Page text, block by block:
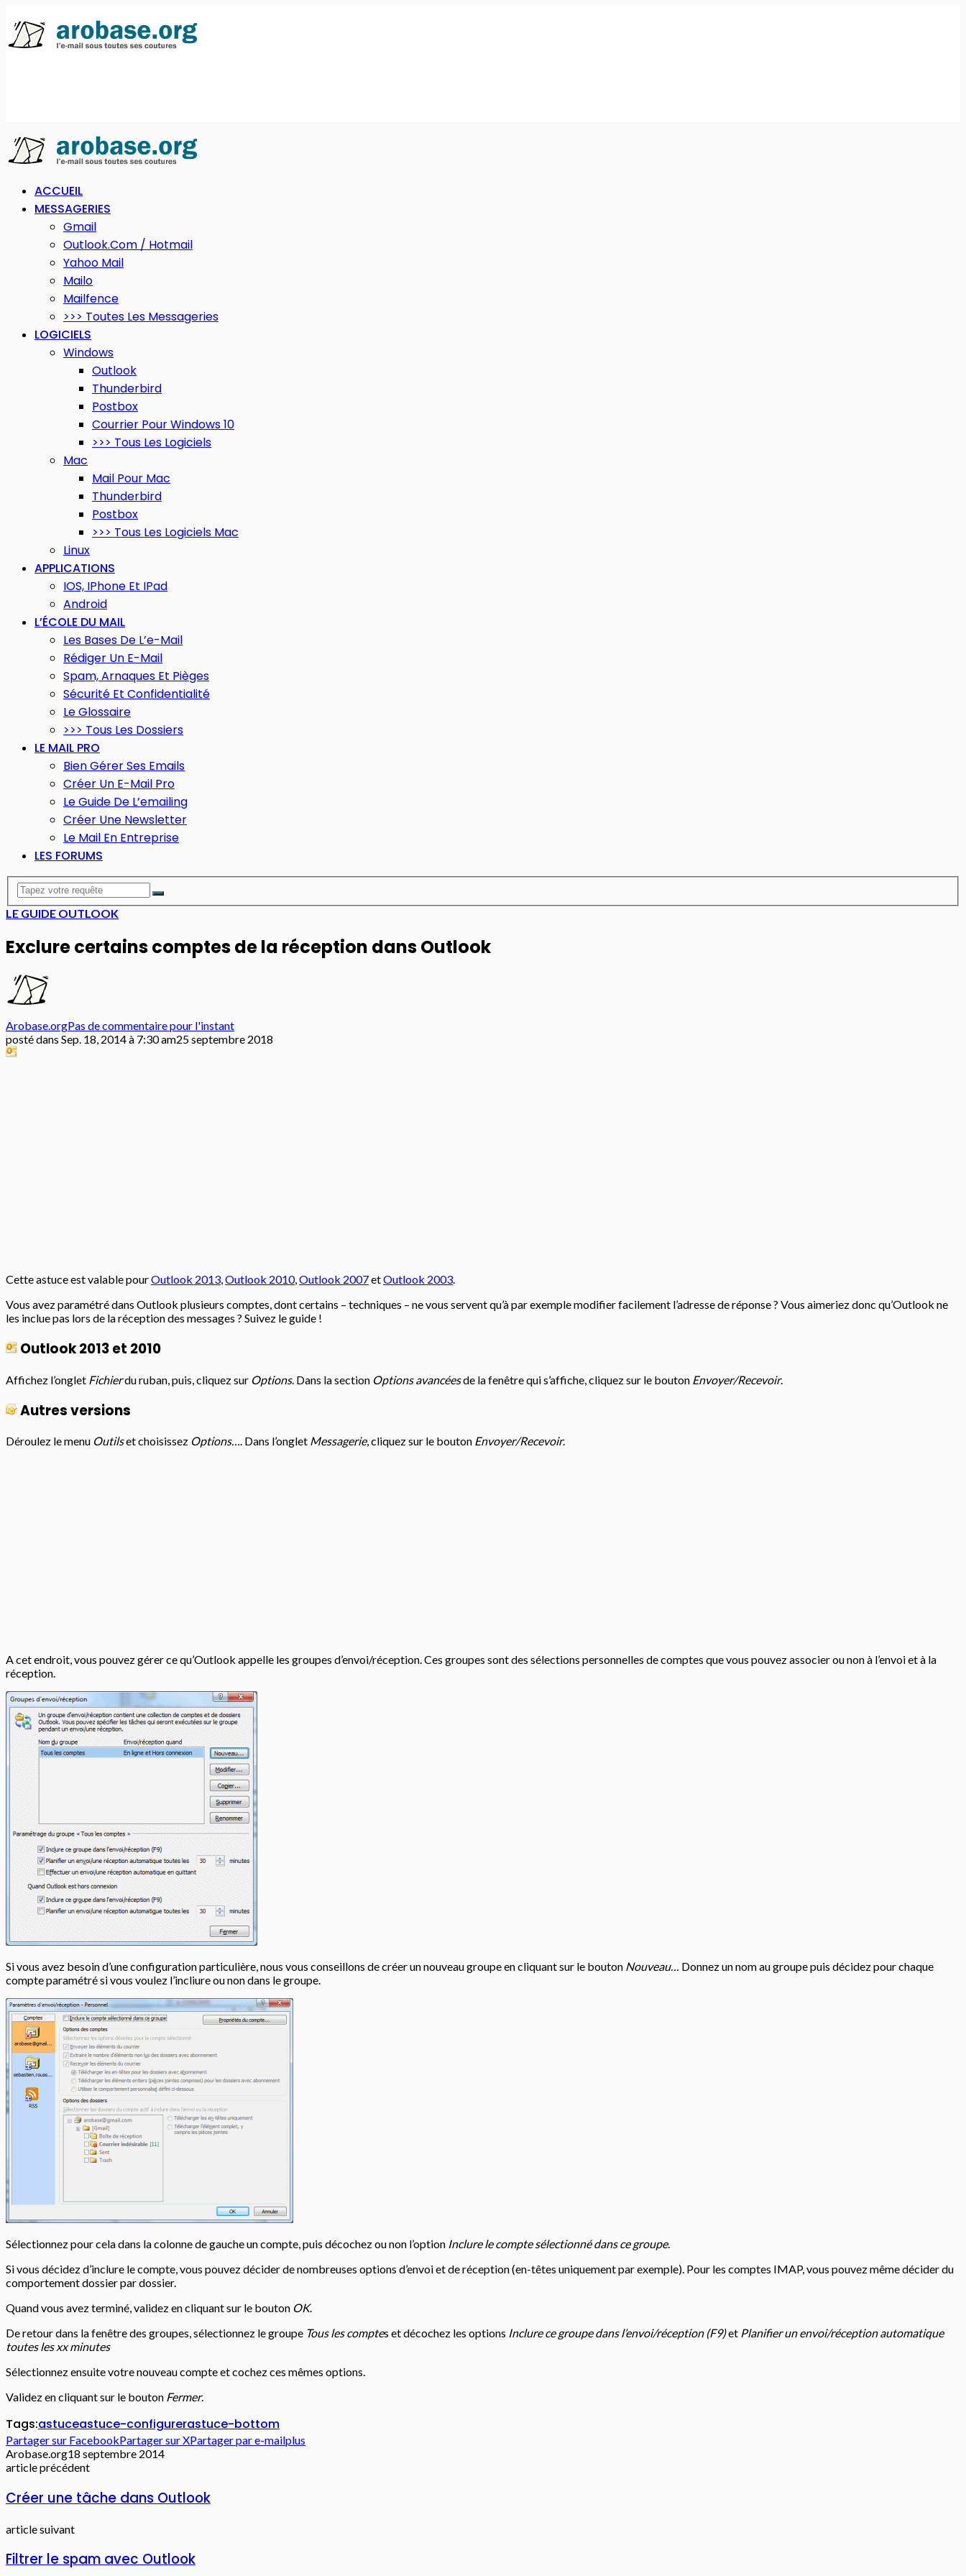
ACCUEIL
MESSAGERIES
Gmail
Outlook.com / Hotmail
Yahoo Mail
Mailo
Mailfence
>>> Toutes Les Messageries
LOGICIELS
Windows
Outlook
Thunderbird
Postbox
Courrier Pour Windows 10
>>> Tous Les Logiciels
Mac
Mail Pour Mac
Thunderbird
Postbox
>>> Tous Les Logiciels Mac
Linux
APPLICATIONS
IOS, IPhone Et IPad
Android
L’ÉCOLE DU MAIL
Les Bases De L’e-Mail
Rédiger Un E-Mail
Spam, Arnaques Et Pièges
Sécurité Et Confidentialité
Le Glossaire
>>> Tous Les Dossiers
LE MAIL PRO
Bien Gérer Ses Emails
Créer Un E-Mail Pro
Le Guide De L’emailing
Créer Une Newsletter
Le Mail En Entreprise
LES FORUMS
LE GUIDE OUTLOOK
Exclure certains comptes de la réception dans Outlook
Arobase.orgPas de commentaire pour l'instant
posté dans Sep. 18, 2014 à 7:30 am25 septembre 2018
Cette astuce est valable pourOutlook 2013,Outlook 2010,Outlook 2007etOutlook 2003.
Vous avez paramétré dans Outlook plusieurs comptes, dont certains – techniques – ne vous servent qu’à par exemple modifier facilement l’adresse de réponse ? Vous aimeriez donc qu’Outlook ne
les inclue pas lors de la réception des messages ? Suivez le guide !
Outlook 2013 et 2010
Affichez l’onglet Fichierdu ruban, puis, cliquez sur Options. Dans la section Options avancéesde la fenêtre qui s’affiche, cliquez sur le bouton Envoyer/Recevoir.
Autres versions
Déroulez le menu Outilset choisissez Options…. Dans l’onglet Messagerie, cliquez sur le bouton Envoyer/Recevoir.
A cet endroit, vous pouvez gérer ce qu’Outlook appelle les groupes d’envoi/réception. Ces groupes sont des sélections personnelles de comptes que vous pouvez associer ou non à l’envoi et à la
réception.
Si vous avez besoin d’une configuration particulière, nous vous conseillons de créer un nouveau groupe en cliquant sur le bouton Nouveau… Donnez un nom au groupe puis décidez pour chaque
compte paramétré si vous voulez l’incliure ou non dans le groupe.
Sélectionnez pour cela dans la colonne de gauche un compte, puis décochez ou non l’option Inclure le compte sélectionné dans ce groupe.
Si vous décidez d’inclure le compte, vous pouvez décider de nombreuses options d’envoi et de réception (en-têtes uniquement par exemple). Pour les comptes IMAP, vous pouvez même décider du
comportement dossier par dossier.
Quand vous avez terminé, validez en cliquant sur le bouton OK.
De retour dans la fenêtre des groupes, sélectionnez le groupe Tous les comptes et décochez les options Inclure ce groupe dans l’envoi/réception (F9)et Planifier un envoi/réception automatique
toutes les xx minutes
Sélectionnez ensuite votre nouveau compte et cochez ces mêmes options.
Validez en cliquant sur le bouton Fermer.
Tags:astuceastuce-configurerastuce-bottom
Partager sur FacebookPartager sur XPartager par e-mailplus
Arobase.org18 septembre 2014
article précédent
Créer une tâche dans Outlook
article suivant
Filtrer le spam avec Outlook